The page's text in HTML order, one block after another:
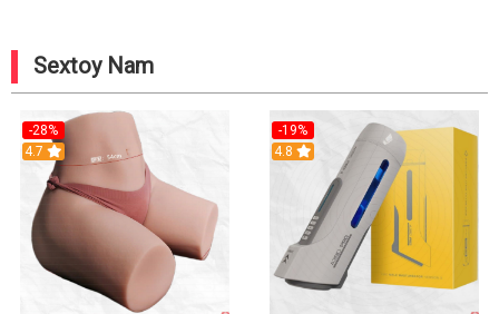
Sextoy Nam
-28%
4.7
-19%
Hot
4.8